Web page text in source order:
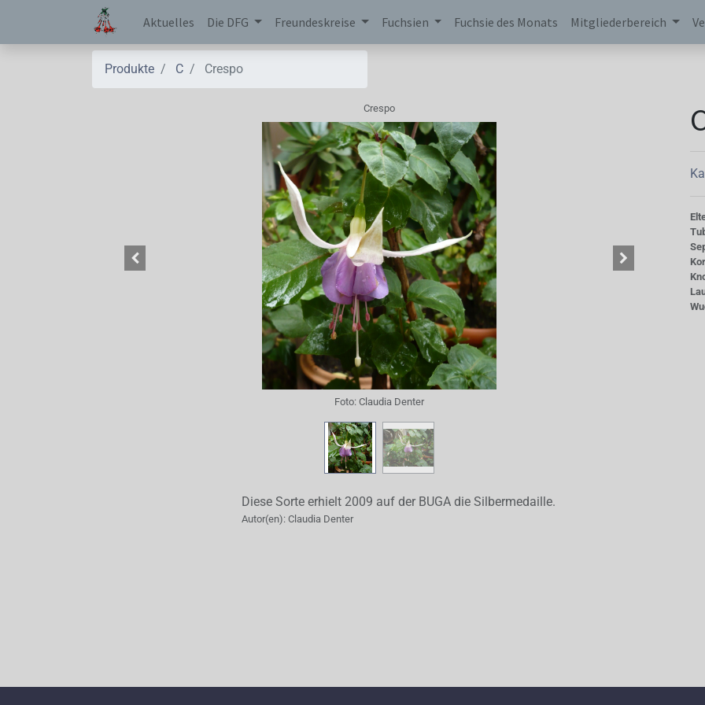
Aktuelles Die DFG Freundeskreise Fuchsien Fuchsie des Monats Mitgliederbereich
Produkte C Crespo
Crespo
Foto: Claudia Denter
Diese Sorte erhielt 2009 auf der BUGA die Silbermedaille.
Autor(en): Claudia Denter